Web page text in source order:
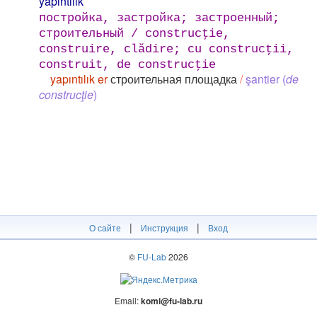
постройка, застройка; застроенный;
строительный / construcţie,
construire, clădire; cu construcţii,
construit, de construcţie
yapıntılık erстроительная площадка/şantier (de
construcţie)
О сайте | Инструкция | Вход
© FU-Lab2026
Email:komi@fu-lab.ru